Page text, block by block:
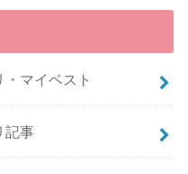
・マイベスト
記事